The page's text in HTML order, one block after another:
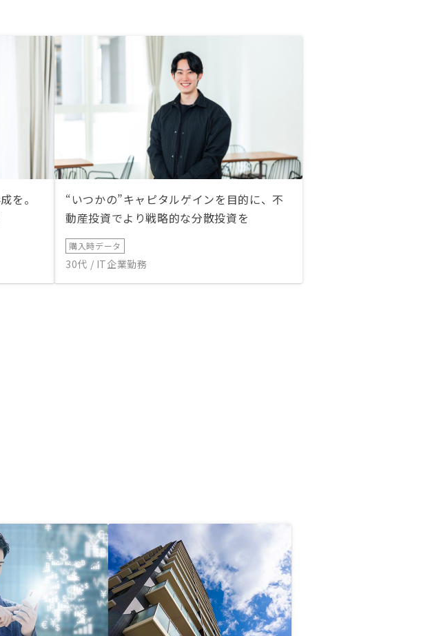
を。
“いつかの”キャピタルゲインを目的に、不
動産投資でより戦略的な分散投資を
購入時データ
30代 / IT企業勤務